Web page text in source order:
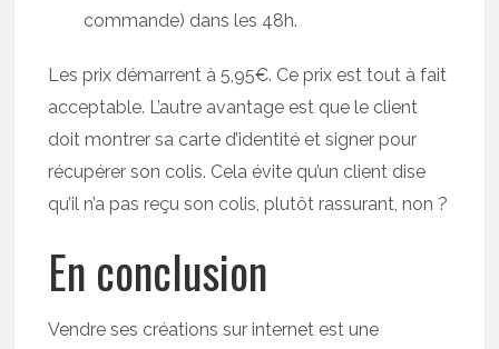
commande) dans les 48h.
Les prix démarrent à 5,95€. Ce prix est tout à fait
acceptable. L’autre avantage est que le client
doit montrer sa carte d’identité et signer pour
récupérer son colis. Cela évite qu’un client dise
qu’il n’a pas reçu son colis, plutôt rassurant, non ?
En conclusion
Vendre ses créations sur internet est une